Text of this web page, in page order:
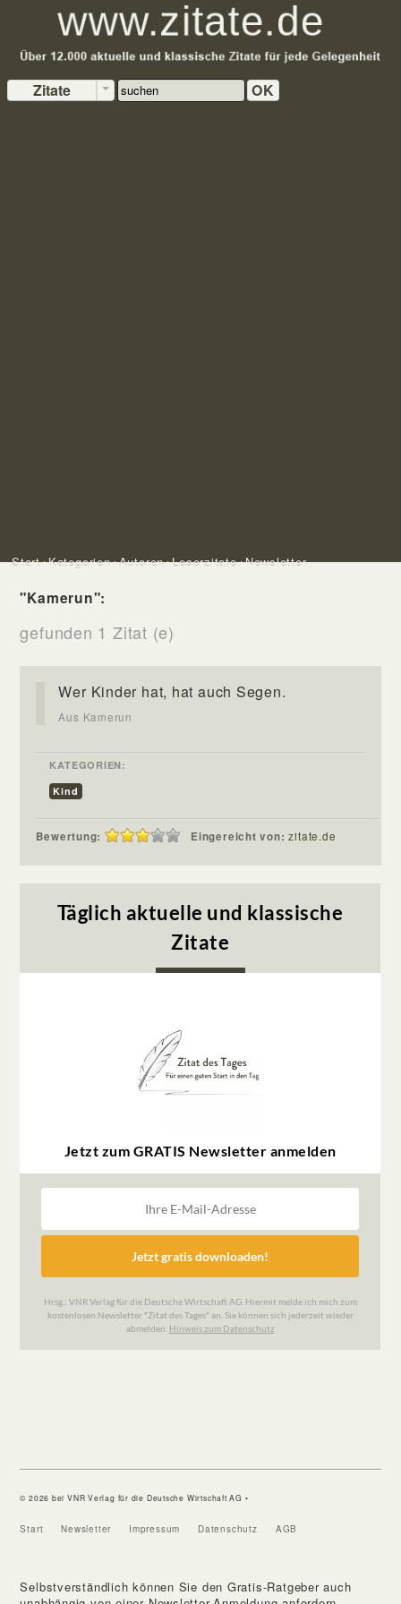
Zitate OK
Start Kategorien Autoren Leserzitate Newsletter
"Kamerun":
gefunden 1 Zitat (e)
Wer Kinder hat, hat auch Segen.
Aus Kamerun
KATEGORIEN:
Kind
Bewertung: Eingereicht von:zitate.de
© 2026 bei VNR Verlag für die Deutsche Wirtschaft AG •
Start Newsletter Impressum Datenschutz AGB
Selbstverständlich können Sie den Gratis-Ratgeber auch